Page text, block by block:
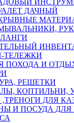
ДАЧНЫЙ
ТЕЛЕЖКИ
ПОХОДА И
РЕШЕТКИ
КОПТИЛЬНИ,
ДЛЯ
И ПОСУДА